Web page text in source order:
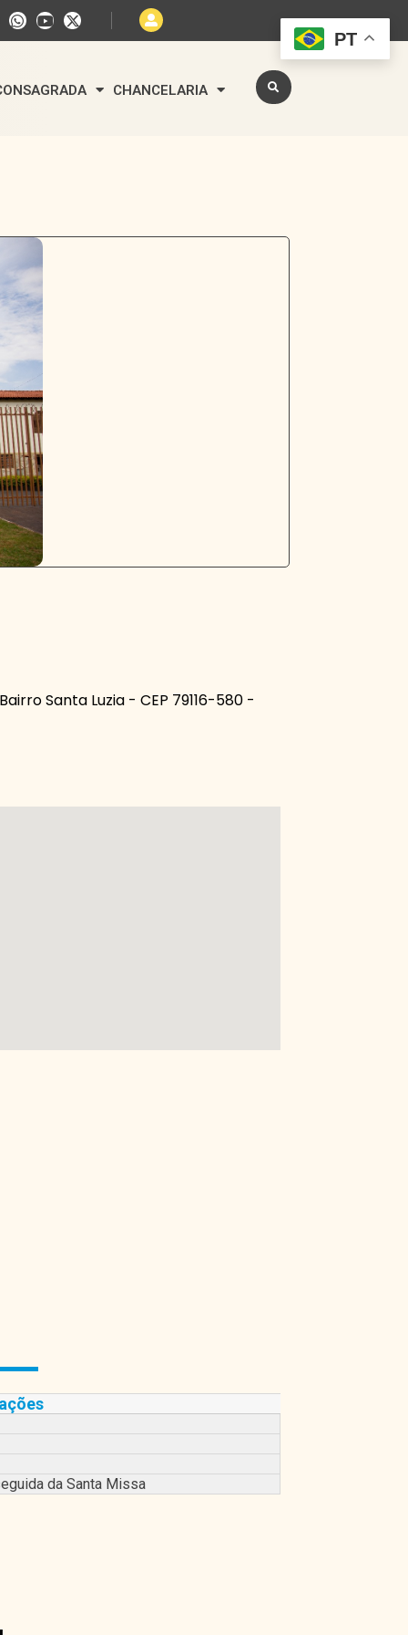
CHANCELARIA
Santa Luzia - CEP 79116-580 -
da Santa Missa
PT